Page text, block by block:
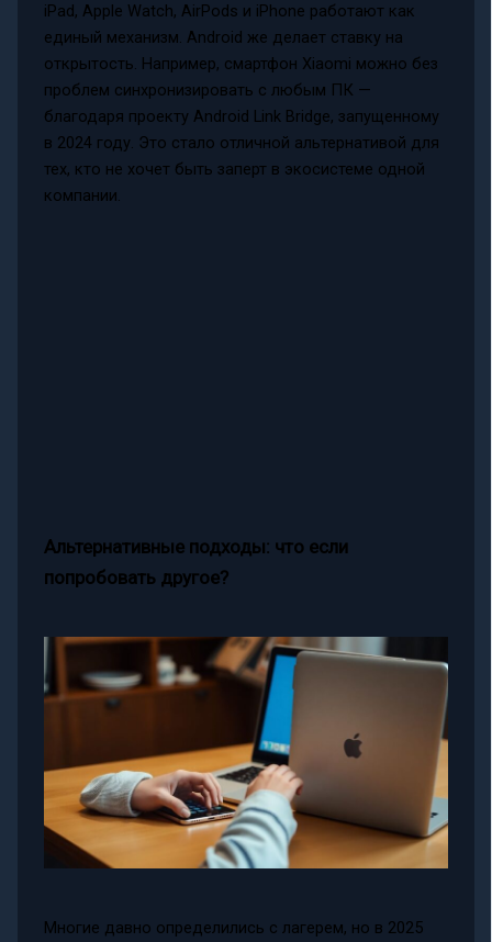
iPad, Apple Watch, AirPods и iPhone работают как
единый механизм. Android же делает ставку на
открытость. Например, смартфон Xiaomi можно без
проблем синхронизировать с любым ПК —
благодаря проекту Android Link Bridge, запущенному
в 2024 году. Это стало отличной альтернативой для
тех, кто не хочет быть заперт в экосистеме одной
компании.
Альтернативные подходы: что если
попробовать другое?
Многие давно определились с лагерем, но в 2025